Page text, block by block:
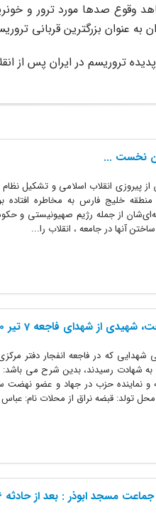
وقوع صدها مورد ترور و
به عنوان بزرگترین قربانی
تروریسم در ایران پس از
نخست ...
پیروزی انقلاب اسلامی و تشکیل
خلیج فارس به مخاطره افتاده
از جمله رژیم صهیونیستی و
آنها در جامعه ، انقلاب را...
شهیدی از شهدای فاجعه 7 تیر 1360
و نماینده حزب در جهاد و عضو
تولد: قبضه نراق از محلات نام: عباس
ابوذر : بعد از حادثه 6 تیر آقا فرمودند « در نخستین فرصت به مسجد ابوذر می‌آیم»